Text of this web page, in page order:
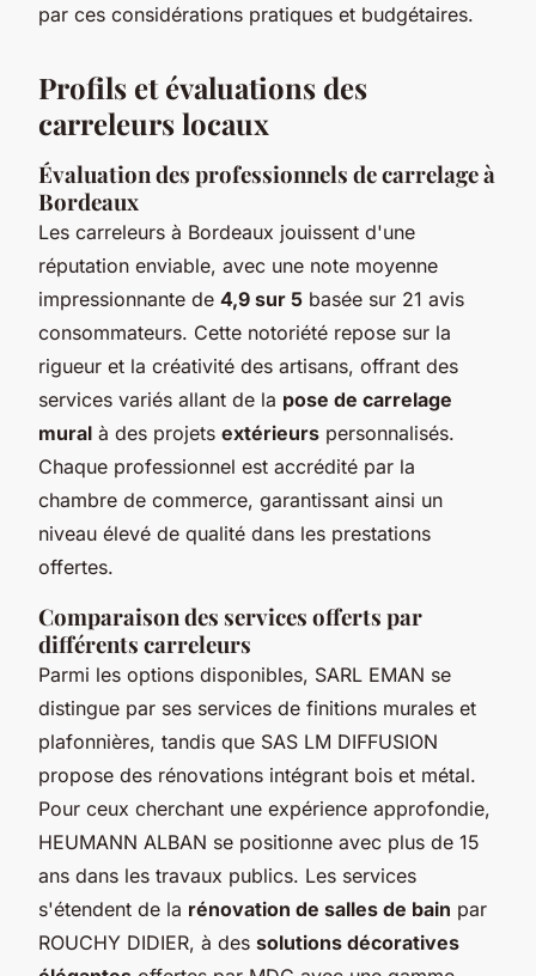
par ces considérations pratiques et budgétaires.
Profils et évaluations des
carreleurs locaux
Évaluation des professionnels de carrelage à
Bordeaux
Les carreleurs à Bordeaux jouissent d'une
réputation enviable, avec une note moyenne
impressionnante de 4,9 sur 5 basée sur 21 avis
consommateurs. Cette notoriété repose sur la
rigueur et la créativité des artisans, offrant des
services variés allant de la pose de carrelage
mural à des projets extérieurs personnalisés.
Chaque professionnel est accrédité par la
chambre de commerce, garantissant ainsi un
niveau élevé de qualité dans les prestations
offertes.
Comparaison des services offerts par
différents carreleurs
Parmi les options disponibles, SARL EMAN se
distingue par ses services de finitions murales et
plafonnières, tandis que SAS LM DIFFUSION
propose des rénovations intégrant bois et métal.
Pour ceux cherchant une expérience approfondie,
HEUMANN ALBAN se positionne avec plus de 15
ans dans les travaux publics. Les services
s'étendent de la rénovation de salles de bain par
ROUCHY DIDIER, à des solutions décoratives